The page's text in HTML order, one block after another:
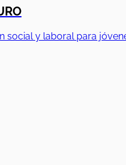
social y laboral para